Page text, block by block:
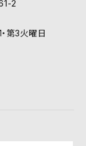
2
第3火曜日